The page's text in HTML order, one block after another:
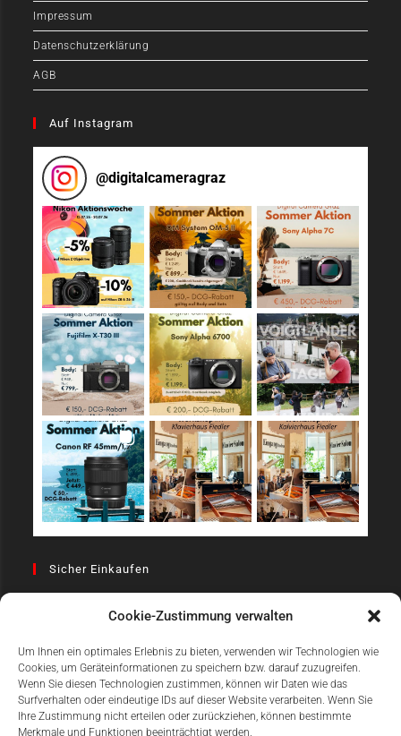
Cookie-Zustimmung verwalten
Um Ihnen ein optimales Erlebnis zu bieten, verwenden wir Technologien wie
Cookies, um Geräteinformationen zu speichern bzw. darauf zuzugreifen.
Wenn Sie diesen Technologien zustimmen, können wir Daten wie das
Surfverhalten oder eindeutige IDs auf dieser Website verarbeiten. Wenn Sie
Ihre Zustimmung nicht erteilen oder zurückziehen, können bestimmte
Merkmale und Funktionen beeinträchtigt werden.
Impressum
Datenschutzerklärung
AGB
Auf Instagram
@digitalcameragraz
Sicher Einkaufen
Einfach Online Bezahlen